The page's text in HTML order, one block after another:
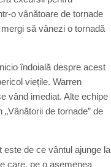
o vânătoare de tornade
să vânezi o tornadă
îndoială despre acest
viețile. Warren
vând imediat. Alte echipe
de tornade” de
de ce vântul ajunge la
care, pe o asemenea